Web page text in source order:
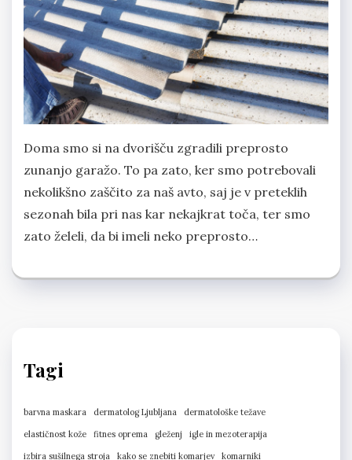
Doma smo si na dvorišču zgradili preprosto
zunanjo garažo. To pa zato, ker smo potrebovali
nekolikšno zaščito za naš avto, saj je v preteklih
sezonah bila pri nas kar nekajkrat toča, ter smo
zato želeli, da bi imeli neko preprosto…
Tagi
barvna maskara dermatolog Ljubljana
dermatološke težave
elastičnost kože
fitnes oprema gleženj
igle in mezoterapija
izbira sušilnega stroja
kako se znebiti komarjev
komarniki